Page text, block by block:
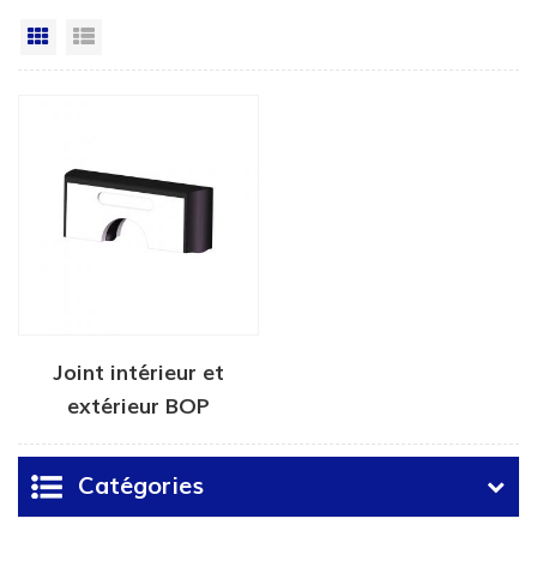
Grille
Joint intérieur et
extérieur BOP
Catégories